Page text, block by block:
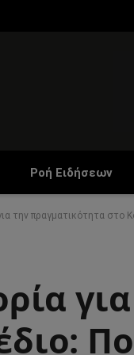
Ροή Ειδήσεων
την πραγματικότητα στο